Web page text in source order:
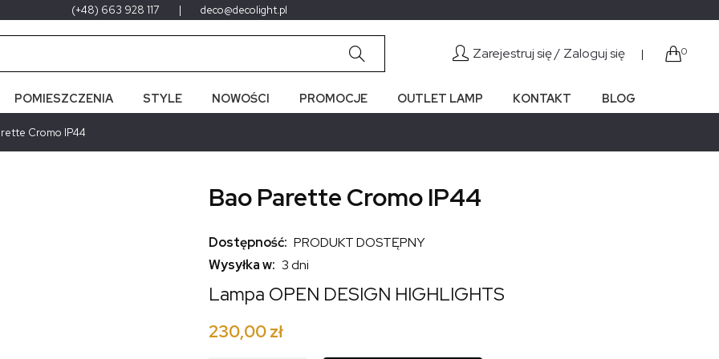
(+48) 663 928 117 | deco@decolight.pl
Zarejestruj się / Zaloguj się | 0
POMIESZCZENIA STYLE NOWOŚCI PROMOCJE OUTLET LAMP KONTAKT BLOG
Cromo IP44
Bao Parette Cromo IP44
Dostępność: PRODUKT DOSTĘPNY
Wysyłka w: 3 dni
Lampa OPEN DESIGN HIGHLIGHTS
230,00 zł